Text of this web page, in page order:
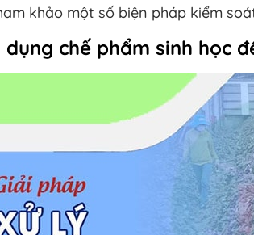
khảo một số biện pháp kiểm
dụng chế phẩm sinh học